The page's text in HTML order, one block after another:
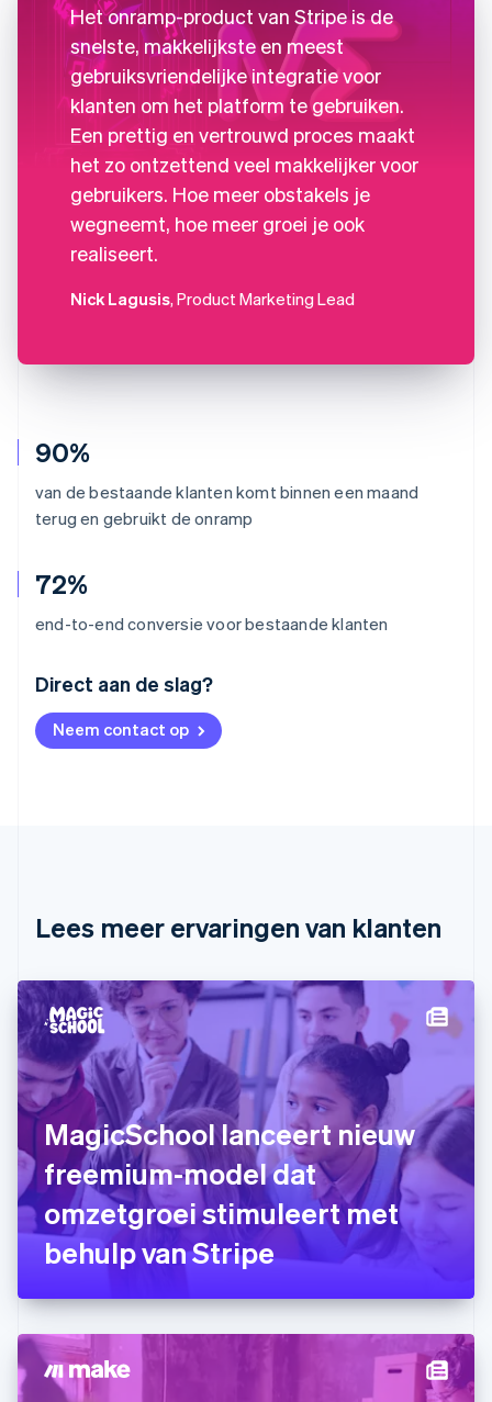
90%
van de bestaande klanten komt binnen een maand
terug en gebruikt de onramp
72%
end-to-end conversie voor bestaande klanten
Direct aan de slag?
Neem contact op
Het onramp-product van Stripe is de
snelste, makkelijkste en meest
gebruiksvriendelijke integratie voor
klanten om het platform te gebruiken.
Een prettig en vertrouwd proces maakt
het zo ontzettend veel makkelijker voor
gebruikers. Hoe meer obstakels je
wegneemt, hoe meer groei je ook
realiseert.
Nick Lagusis, Product Marketing Lead
Lees meer ervaringen van klanten
MagicSchool lanceert nieuw
freemium-model dat
omzetgroei stimuleert met
behulp van Stripe
Australië
English
België
NederlandsFrançais Deutsch
Denemarken
Duitsland
DeutschEnglish
Estland
English
Finland
EnglishSvenska
Frankrijk
FrançaisEnglish
Gibraltar
English
Griekenland
English
Hongarije
Hongkong SAR, China
Ierland
English
India